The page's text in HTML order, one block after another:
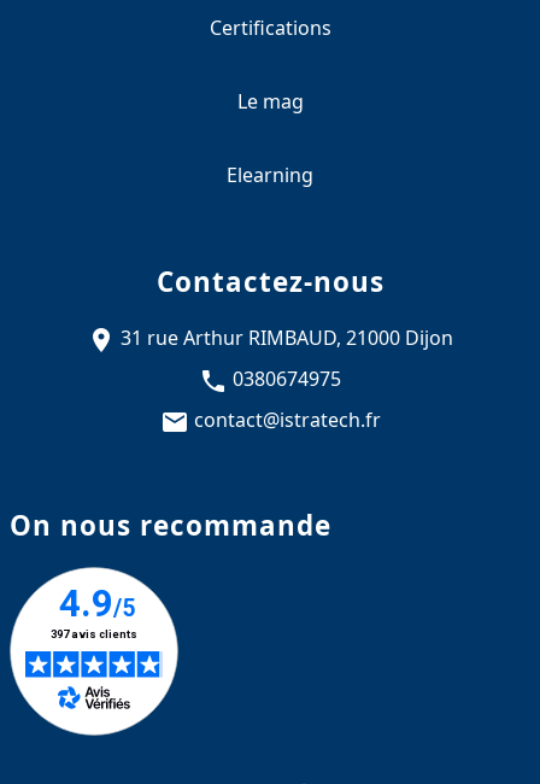
Certifications
Le mag
Elearning
Contactez-nous
31 rue Arthur RIMBAUD, 21000 Dijon
0380674975
contact@istratech.fr
On nous recommande